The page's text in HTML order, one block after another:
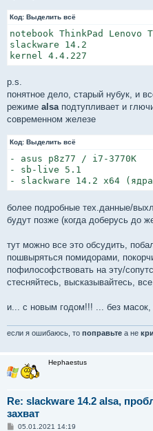
Код: Выделить всё
notebook ThinkPad Lenovo
slackware 14.2
p.s.
понятное дело, старый нубук, и
режиме alsaподтупливает и
современном железе
Код: Выделить всё
- asus p8z77 / i7-3770K
- sb-live 5.1
более подробные тех.данные/
будут позже (когда доберусь до
тут можно все это обсудить,
пошвыряться помидорами,
пофилософствовать на эту/
стесняйтесь, высказывайтесь,
и... с новым годом!!! ... без масок,
если я ошибаюсь, то поправьте а не
Hephaestus
Re: slackware 14.2 alsa,
захват
С05.01.2021 14:19